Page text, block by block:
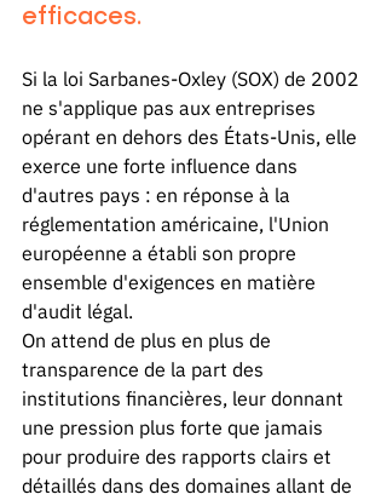
efficaces.
Si la loi Sarbanes-Oxley (SOX) de 2002
ne s'applique pas aux entreprises
opérant en dehors des États-Unis, elle
exerce une forte influence dans
d'autres pays : en réponse à la
réglementation américaine, l'Union
européenne a établi son propre
ensemble d'exigences en matière
d'audit légal.
On attend de plus en plus de
transparence de la part des
institutions financières, leur donnant
une pression plus forte que jamais
pour produire des rapports clairs et
détaillés dans des domaines allant de